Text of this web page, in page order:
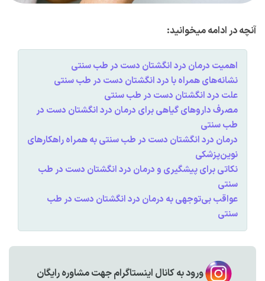
آنچه در ادامه میخوانید:
اهمیت درمان درد انگشتان دست در طب سنتی
نشانه‌های همراه با درد انگشتان دست در طب سنتی
علت درد انگشتان دست در طب سنتی
مصرف‌ داروهای گیاهی برای درمان درد انگشتان دست در
طب سنتی
درمان درد انگشتان دست در طب سنتی به همراه راهکارهای
نوین‌پزشکی
نکاتی برای پیشگیری و درمان‌ درد انگشتان دست در طب
سنتی
عواقب بی‌توجهی به درمان درد انگشتان دست در طب
سنتی
ورود به کانال اینستاگرام جهت مشاوره رایگان